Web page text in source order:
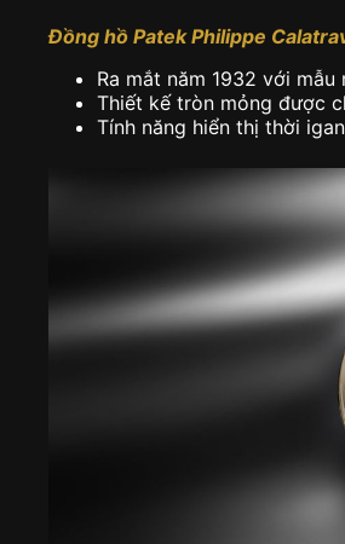
Đồng hồ Patek Philippe
Ra mắt năm 1932 với mẫu
Thiết kế tròn mỏng được
Tính năng hiển thị thời